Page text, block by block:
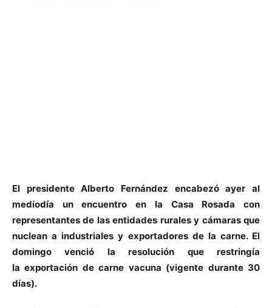
El presidente Alberto Fernández encabezó ayer al
mediodía un encuentro en la Casa Rosada con
representantes de las entidades rurales y cámaras que
nuclean a industriales y exportadores de la carne. El
domingo venció la resolución que restringía
la exportación de carne vacuna (vigente durante 30
días).